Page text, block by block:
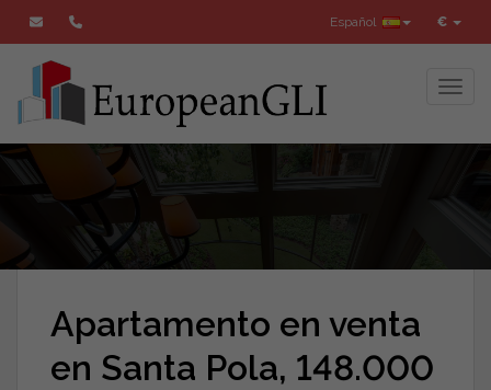
€
Español
Apartamento en venta
en Santa Pola, 148.000